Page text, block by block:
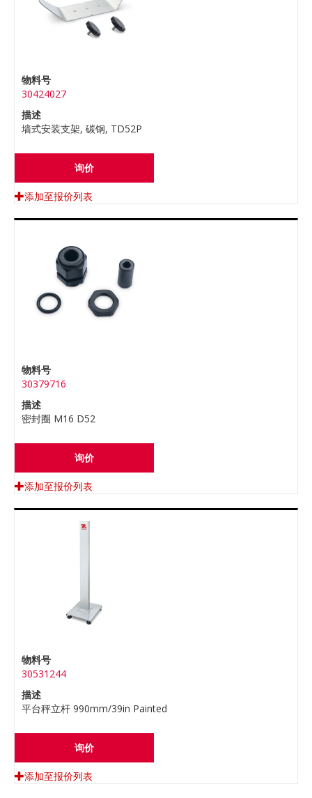
物料号
30424027
描述
墙式安装支架, 碳钢, TD52P
询价
添加至报价列表
物料号
30379716
描述
密封圈 M16 D52
询价
添加至报价列表
物料号
30531244
描述
平台秤立杆 990mm/39in Painted
询价
添加至报价列表